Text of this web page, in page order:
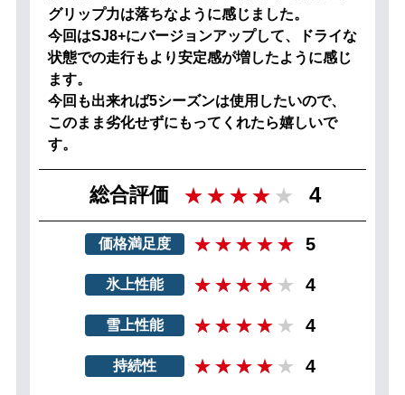
グリップ力は落ちなように感じました。
今回はSJ8+にバージョンアップして、ドライな
状態での走行もより安定感が増したように感じ
ます。
今回も出来れば5シーズンは使用したいので、
このまま劣化せずにもってくれたら嬉しいで
す。
総合評価 4
価格満足度 5
氷上性能 4
雪上性能 4
持続性 4